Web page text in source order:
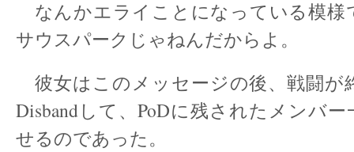
なんかエライことになっている模様
サウスパークじゃねんだからよ。
彼女はこのメッセージの後、戦闘が
Disbandして、PoDに残されたメンバ
せるのであった。